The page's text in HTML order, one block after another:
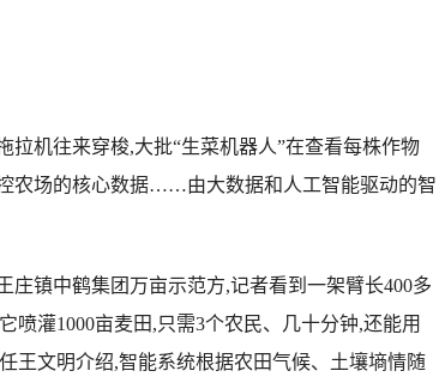
机往来穿梭,大批“生菜机器人”在查看每株作物
农场的核心数据……由大数据和人工智能驱动的智
镇中鹤集团万亩示范方,记者看到一架臂长400多
喷灌1000亩麦田,只需3个农民、几十分钟,还能用
王文明介绍,智能系统根据农田气候、土壤墒情随